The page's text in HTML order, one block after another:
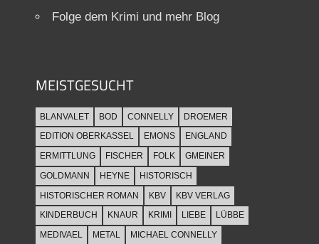
Folge dem Krimi und mehr Blog
MEISTGESUCHT
BLANVALET BOD CONNELLY
DROEMER
EDITION OBERKASSEL
EMONS
ENGLAND
ERMITTLUNG
FISCHER FOLK
GMEINER
GOLDMANN
HEYNE
HISTORISCH
HISTORISCHER ROMAN
KBV
KBV VERLAG
KINDERBUCH
KNAUR KRIMI LIEBE
LÜBBE
MEDIVAEL
METAL
MICHAEL CONNELLY